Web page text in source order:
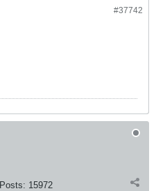
#37742
Posts: 15972